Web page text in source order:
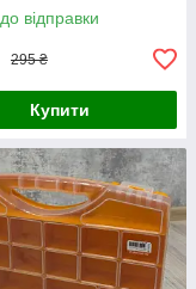
відправки
295 ₴
Купити